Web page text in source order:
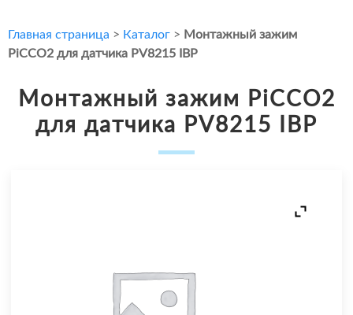
Главная страница > Каталог > Монтажный зажим
PiCCO2 для датчика PV8215 IBP
Монтажный зажим PiCCO2
для датчика PV8215 IBP